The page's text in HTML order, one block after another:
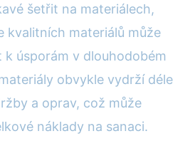
šetřit na materiálech,
kvalitních materiálů může
úsporám v dlouhodobém
obvykle vydrží déle
a oprav, což může
náklady na sanaci.